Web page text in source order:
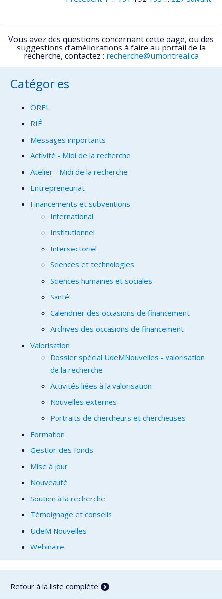
Vous avez des questions concernant cette page, ou des
suggestions d’améliorations à faire au portail de la
recherche, contactez : recherche@umontreal.ca
Catégories
OREL
RIÉ
Messages importants
Activité - Midi de la recherche
Atelier - Midi de la recherche
Entrepreneuriat
Financements et subventions
International
Institutionnel
Intersectoriel
Sciences et technologies
Sciences humaines et sociales
Santé
Calendrier des occasions de financement
Archives des occasions de financement
Valorisation
Dossier spécial UdeMNouvelles - valorisation
de la recherche
Activités liées à la valorisation
Nouvelles externes
Portraits de chercheurs et chercheuses
Formation
Gestion des fonds
Mise à jour
Nouveauté
Soutien à la recherche
Témoignage et conseils
UdeM Nouvelles
Webinaire
Retour à la liste complète